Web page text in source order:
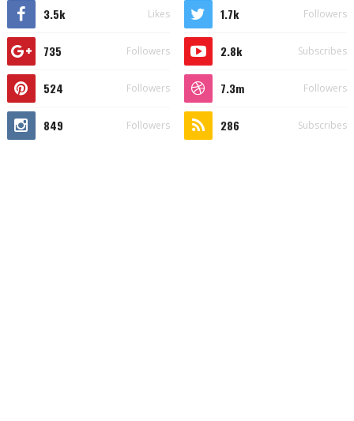
3.5k Likes 1.7k Followers
735 Followers 2.8k Subscribes
524 Followers 7.3m Followers
849 Followers 286 Subscribes